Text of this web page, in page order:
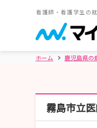
看護師・看護学生の
ホーム 鹿児島県の
霧島市立